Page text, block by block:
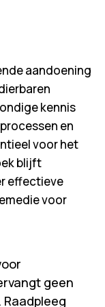
aandoening
kennis
en
voor het
blijft
effectieve
voor
geen